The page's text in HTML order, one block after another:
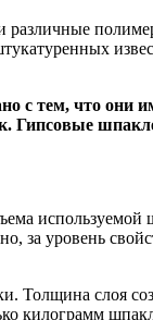
с тем, что
Гипсовые
за уровень
Толщина слоя
килограмм